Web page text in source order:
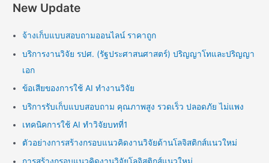
New Update
จ้างเก็บแบบสอบถามออนไลน์ ราคาถูก
บริการงานวิจัย รปศ. (รัฐประศาสนศาสตร์) ปริญญาโทและปริญญา
เอก
ข้อเสียของการใช้ AI ทำงานวิจัย
บริการรับเก็บแบบสอบถาม คุณภาพสูง รวดเร็ว ปลอดภัย ไม่แพง
เทคนิคการใช้ AI ทำวิจัยบทที่1
ตัวอย่างการสร้างกรอบแนวคิดงานวิจัยด้านโลจิสติกส์แนวใหม่